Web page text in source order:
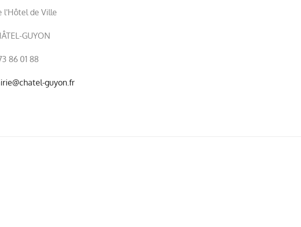
l'Hôtel de Ville
GUYON
86 01 88
guyon.fr